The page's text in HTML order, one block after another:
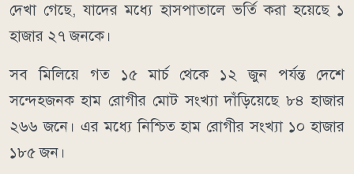
দেখা গেছে, যাদের মধ্যে হাসপাতালে ভর্তি করা হয়েছে ১
হাজার ২৭ জনকে।
সব মিলিয়ে গত ১৫ মার্চ থেকে ১২ জুন পর্যন্ত দেশে
সন্দেহজনক হাম রোগীর মোট সংখ্যা দাঁড়িয়েছে ৮৪ হাজার
২৬৬ জনে। এর মধ্যে নিশ্চিত হাম রোগীর সংখ্যা ১০ হাজার
১৮৫ জন।